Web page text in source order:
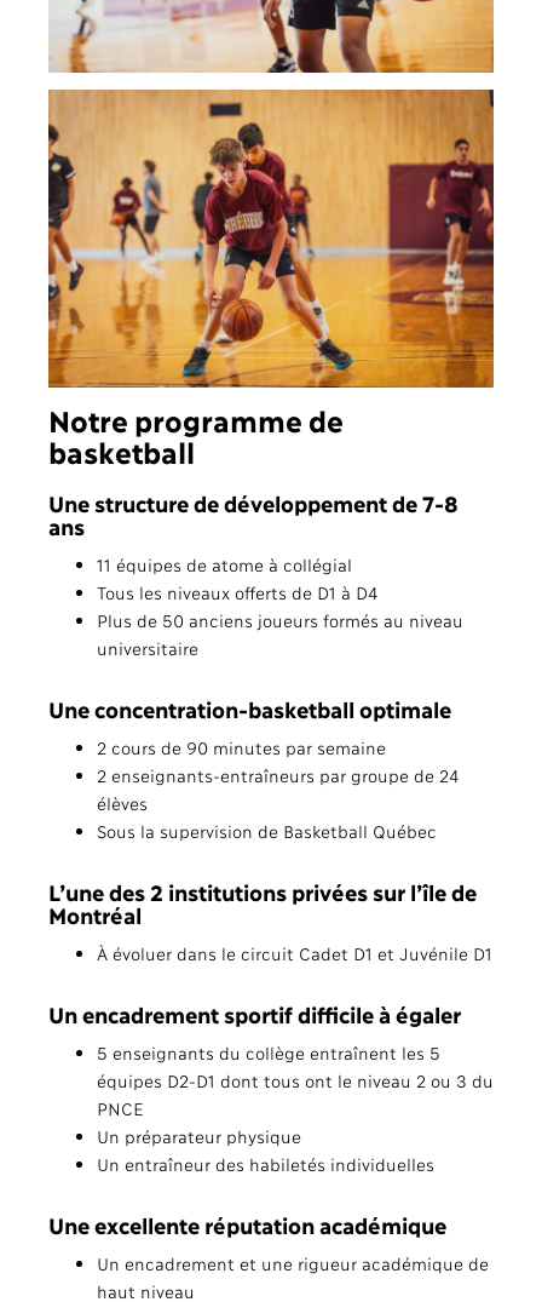
Notre programme de
basketball
Une structure de développement de 7-8
ans
11 équipes de atome à collégial
Tous les niveaux offerts de D1 à D4
Plus de 50 anciens joueurs formés au niveau
universitaire
Une concentration-basketball optimale
2 cours de 90 minutes par semaine
2 enseignants-entraîneurs par groupe de 24
élèves
Sous la supervision de Basketball Québec
L’une des 2 institutions privées sur l’île de
Montréal
À évoluer dans le circuit Cadet D1 et Juvénile D1
Un encadrement sportif difficile à égaler
5 enseignants du collège entraînent les 5
équipes D2-D1 dont tous ont le niveau 2 ou 3 du
PNCE
Un préparateur physique
Un entraîneur des habiletés individuelles
Une excellente réputation académique
Un encadrement et une rigueur académique de
haut niveau